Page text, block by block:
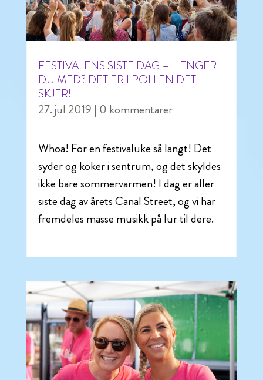
FESTIVALENS SISTE DAG – HENGER
DU MED? DET ER I POLLEN DET
SKJER!
27. jul 2019 | 0 kommentarer
Whoa! For en festivaluke så langt! Det
syder og koker i sentrum, og det skyldes
ikke bare sommervarmen! I dag er aller
siste dag av årets Canal Street, og vi har
fremdeles masse musikk på lur til dere.